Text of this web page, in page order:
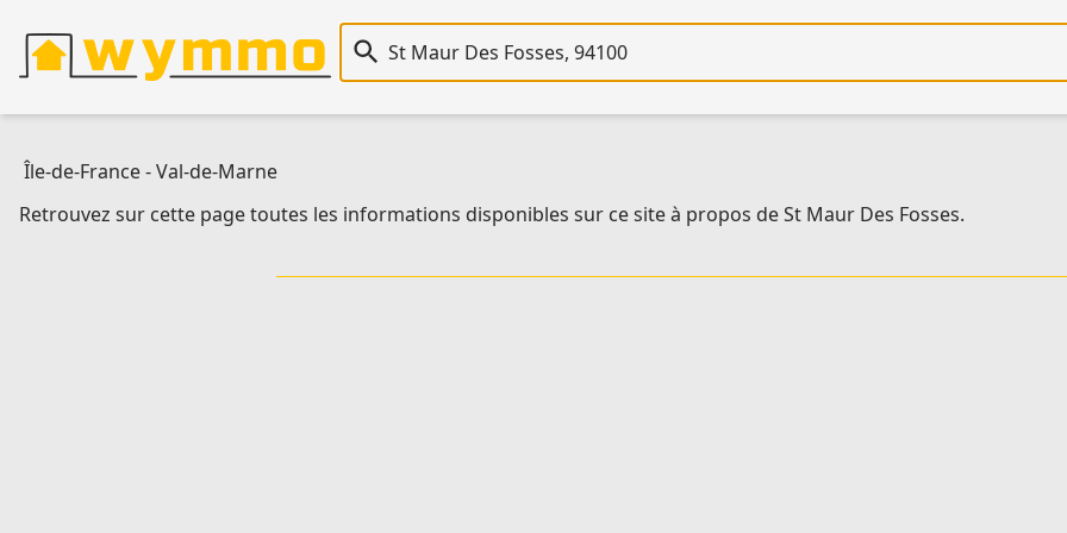
Recherche immobilière
Île-de-France-Val-de-Marne
Retrouvez sur cette page toutes les informations disponibles sur ce site à propos de St Maur Des Fosses.